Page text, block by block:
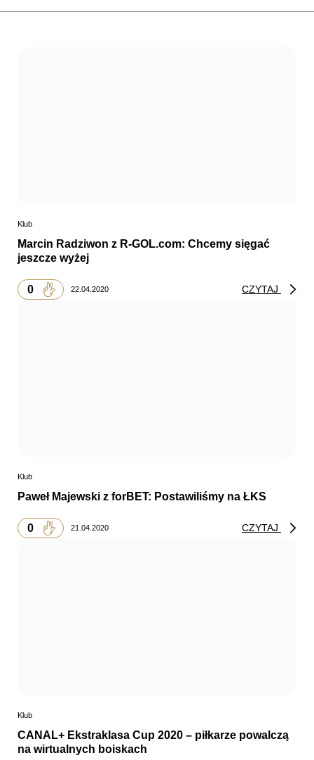
Klub
Marcin Radziwon z R-GOL.com: Chcemy sięgać
jeszcze wyżej
0 22.04.2020 CZYTAJ
Klub
Paweł Majewski z forBET: Postawiliśmy na ŁKS
0 21.04.2020 CZYTAJ
Klub
CANAL+ Ekstraklasa Cup 2020 – piłkarze powalczą
na wirtualnych boiskach